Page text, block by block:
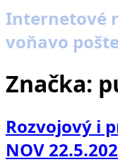
Internetové
voňavo
Značka:
Rozvojový i
NOV